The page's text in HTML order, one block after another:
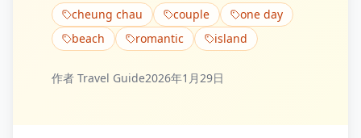
cheung chau couple
one day
beach
romantic island
作者 Travel Guide2026年1月29日